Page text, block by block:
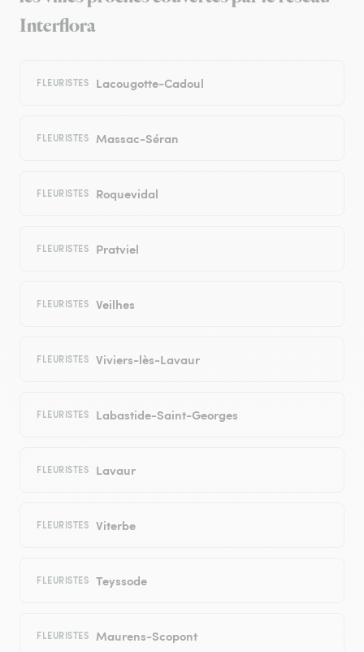
Interflora
FLEURISTES Lacougotte-Cadoul
FLEURISTES Massac-Séran
FLEURISTES Roquevidal
FLEURISTES Pratviel
FLEURISTES Veilhes
FLEURISTES Viviers-lès-Lavaur
FLEURISTES Labastide-Saint-Georges
FLEURISTES Lavaur
FLEURISTES Viterbe
FLEURISTES Teyssode
FLEURISTES Maurens-Scopont